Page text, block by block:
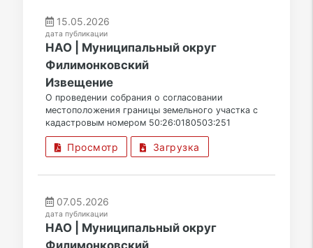
15.05.2026
дата публикации
НАО | Муниципальный округ
Филимонковский
Извещение
О проведении собрания о согласовании
местоположения границы земельного участка с
кадастровым номером 50:26:0180503:251
Просмотр Загрузка
07.05.2026
дата публикации
НАО | Муниципальный округ